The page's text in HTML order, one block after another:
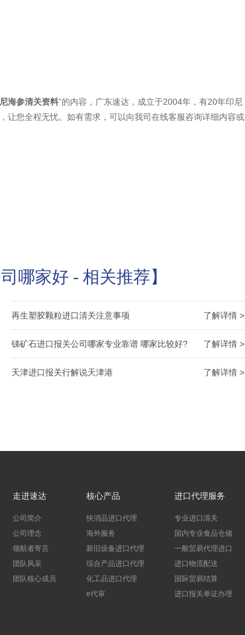
海参清关资料”的内容，广东速达，成立于2004年，有20年印尼
让您全程无忧。如有需求，可以向我司在线客服咨询详细内容或
哪家好 - 相关推荐】
了解详情 >
再生塑胶颗粒进口清关注意事项
了解详情 >
锑矿石进口报关公司哪家专业靠谱 哪家比较好?
了解详情 >
天津进口报关行解说天津港
走进速达
公司简介
公司理念
领航者寄言
团队风采
团队核心成员
核心产品
快消品进口代理
海外服务
新旧设备进口代理
综合产品进口代理
化工品进口代理
e代审
进口代理服务
专业进口清关
国内专业食品仓储
一般贸易代理进口
进口物流配送
国际贸易结算
进口报关单证办理